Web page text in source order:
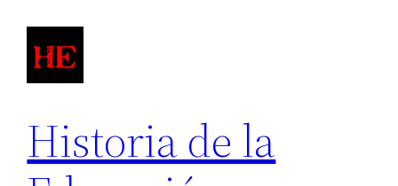
contenido
Historia de la